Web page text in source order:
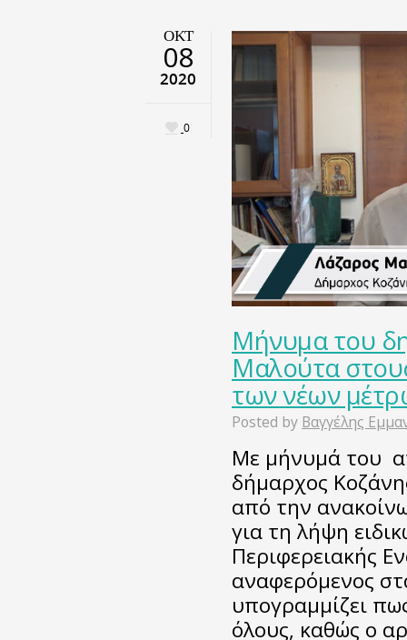
ΟΚΤ
08
2020
0
Μήνυμα του
Μαλούτα
των νέων
Posted by Βαγγέλης
Με μήνυμά του
δήμαρχος
από την
για τη λήψη
Περιφερειακής
αναφερόμενος
υπογραμμίζει
όλους, καθώς ο